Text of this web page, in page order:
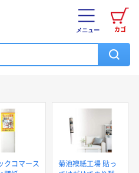
カゴ
メニュー
クコマース
菊池襖紙工場 貼っ